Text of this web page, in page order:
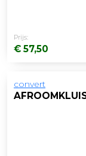
Prijs:
€ 57,50
convert